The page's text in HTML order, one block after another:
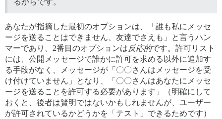
あなたが指摘した最初のオプションは、「誰も私にメッセ
ージを送ることはできません、友達でさえも」と言うハン
マーであり、2番目のオプションは反応的です。許可リスト
には、公開メッセージで誰かに許可を求める以外に追加す
る手段がなく、メッセージが「〇〇さんはメッセージを受
け付けていません」となり、「〇〇さんはあなたにメッセ
ージを送ることを許可する必要があります」（明確にして
おくと、後者は賢明ではないかもしれませんが、ユーザー
が許可されているかどうかを「テスト」できるためです）